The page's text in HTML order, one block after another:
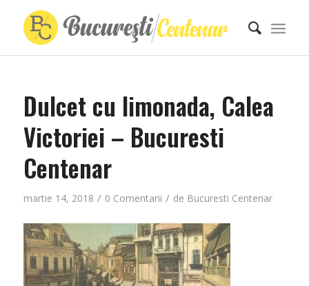
Dulcet cu limonada, Calea
Victoriei – Bucuresti
Centenar
martie 14, 2018 / 0 Comentarii / de Bucuresti Centenar